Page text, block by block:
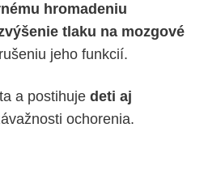
hromadeniu
tlaku na mozgové
jeho funkcií.
a postihuje deti aj
ochorenia.